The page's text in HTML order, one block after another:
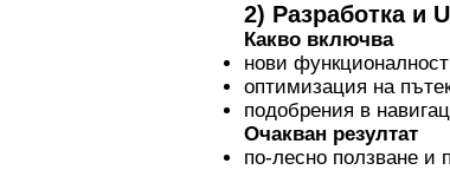
2) Разработка и
Какво включва
нови
оптимизация на
подобрения в
Очакван резултат
по-лесно ползване и